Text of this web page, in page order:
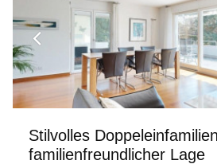
Stilvolles
familienfreundlicher Lage